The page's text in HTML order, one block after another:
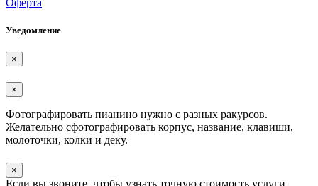
Уведомление
×
×
Фотографировать пианино нужно с разных ракурсов.
Желательно сфотографировать корпус, название, клавиши,
молоточки, колки и деку.
×
Если вы звоните, чтобы узнать точную стоимость услуги,